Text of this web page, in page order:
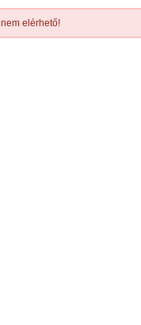
elérhető!